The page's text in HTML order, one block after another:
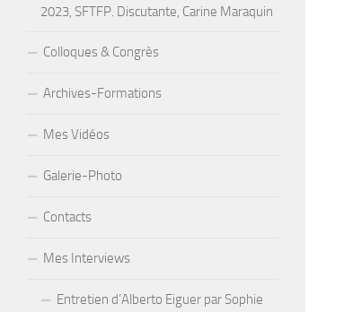
2023, SFTFP. Discutante, Carine Maraquin
Colloques & Congrès
Archives-Formations
Mes Vidéos
Galerie-Photo
Contacts
Mes Interviews
Entretien d’Alberto Eiguer par Sophie